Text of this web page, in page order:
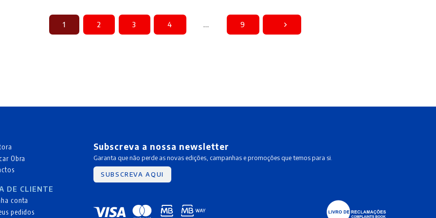
1 2 3 4 … 9
Obra
DE CLIENTE
conta
pedidos
Subscreva a nossa newsletter
Garanta que não perde as novas edições, campanhas e promoções que temos para si.
SUBSCREVA AQUI